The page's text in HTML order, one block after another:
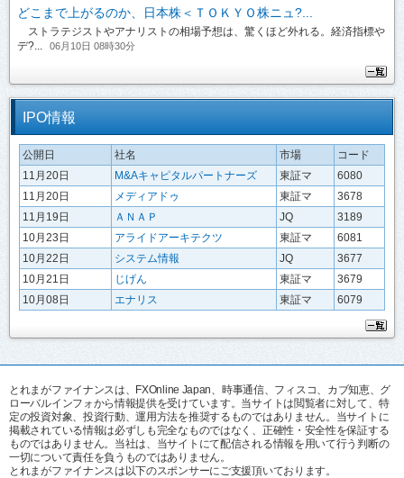
どこまで上がるのか、日本株＜ＴＯＫＹＯ株ニュ?...
ストラテジストやアナリストの相場予想は、驚くほど外れる。経済指標や
デ?...
06月10日 08時30分
IPO情報
公開日 社名 市場
コード
11月20日
M&Aキャピタルパートナーズ 東証マ
6080
11月20日
メディアドゥ 東証マ
3678
11月19日
ＡＮＡＰ JQ
3189
10月23日
アライドアーキテクツ 東証マ
6081
10月22日
システム情報 JQ
3677
10月21日
じげん 東証マ
3679
10月08日
エナリス 東証マ 6079
とれまがファイナンスは、FXOnline Japan、時事通信、フィスコ、カブ知恵、グ
ローバルインフォから情報提供を受けています。当サイトは閲覧者に対して、特
定の投資対象、投資行動、運用方法を推奨するものではありません。当サイトに
掲載されている情報は必ずしも完全なものではなく、正確性・安全性を保証する
ものではありません。当社は、当サイトにて配信される情報を用いて行う判断の
一切について責任を負うものではありません。
とれまがファイナンスは以下のスポンサーにご支援頂いております。